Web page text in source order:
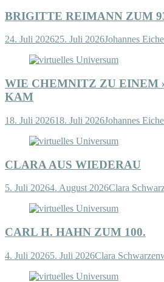
BRIGITTE REIMANN ZUM
24. Juli 202625. Juli 2026Johannes
WIE CHEMNITZ ZU EINEM
KAM
18. Juli 202618. Juli 2026Johannes
CLARA AUS WIEDERAU
5. Juli 20264. August 2026Clara
CARL H. HAHN ZUM 100.
4. Juli 20265. Juli 2026Clara